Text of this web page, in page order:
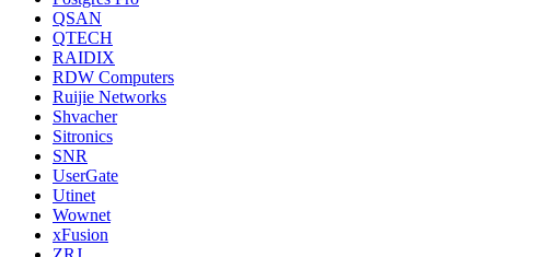
QSAN
QTECH
RAIDIX
RDW Computers
Ruijie Networks
Shvacher
Sitronics
SNR
UserGate
Utinet
Wownet
xFusion